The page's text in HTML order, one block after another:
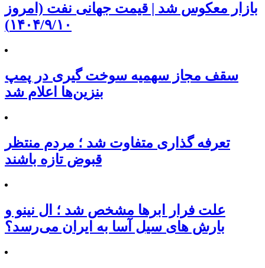
بازار معکوس شد | قیمت جهانی نفت (امروز
۱۴۰۴/۹/۱۰)
سقف مجاز سهمیه سوخت گیری در پمپ
بنزین‌ها اعلام شد
تعرفه‌ گذاری متفاوت شد ؛ مردم منتظر
قبوض تازه باشند
علت فرار ابرها مشخص شد ؛ ال نینو و
بارش های سیل آسا به ایران می‌رسد؟